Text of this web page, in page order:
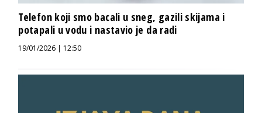
Telefon koji smo bacali u sneg, gazili skijama i
potapali u vodu i nastavio je da radi
19/01/2026 | 12:50